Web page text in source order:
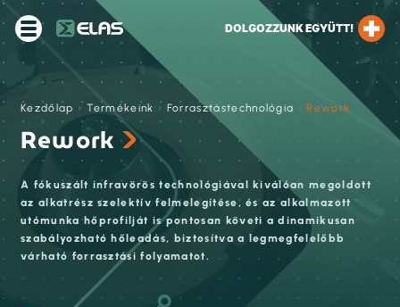
DOLGOZZUNK EGYÜTT!
Kezdőlap › Termékeink › Forrasztástechnológia ›Rework
Rework
A fókuszált infravörös technológiával kiválóan megoldott
az alkatrész szelektív felmelegítése, és az alkalmazott
utómunka hőprofilját is pontosan követi a dinamikusan
szabályozható hőleadás, biztosítva a legmegfelelőbb
várható forrasztási folyamatot.